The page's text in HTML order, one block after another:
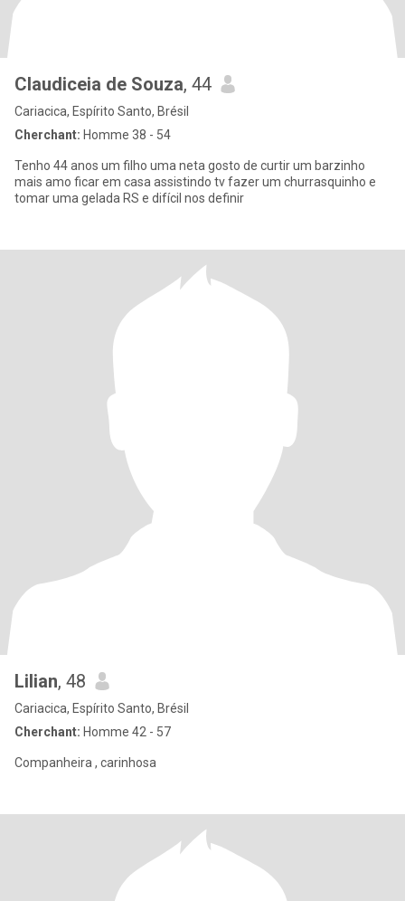
Claudiceia de Souza, 44
Cariacica, Espírito Santo, Brésil
Cherchant: Homme 38 - 54
Tenho 44 anos um filho uma neta gosto de curtir um barzinho
mais amo ficar em casa assistindo tv fazer um churrasquinho e
tomar uma gelada RS e difícil nos definir
Lilian, 48
Cariacica, Espírito Santo, Brésil
Cherchant: Homme 42 - 57
Companheira , carinhosa